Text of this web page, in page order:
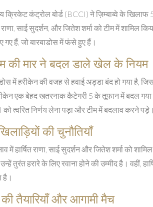
क्रिकेट कंट्रोल बोर्ड (BCCI) ने ज़िम्बाब्वे के खिलाफ
राणा, साई सुदर्शन, और जितेश शर्मा को टीम में
गए हैं, जो बारबाडोस में फंसे हुए हैं।
की मार ने बदल डाले खेल के नियम
में हरीकेन की वजह से हवाई अड्डा बंद हो गया है,
एक बेहद खतरनाक कैटेगरी 5 के तूफान में बदल गया
को त्वरित निर्णय लेना पड़ा और टीम में बदलाव करने पड़े।
की चुनौतियाँ
में हार्षित राणा, साई सुदर्शन और जितेश शर्मा को
तुरंत हरारे के लिए रवाना होने की उम्मीद है। वहीं,
है।
तैयारियाँ और आगामी मैच